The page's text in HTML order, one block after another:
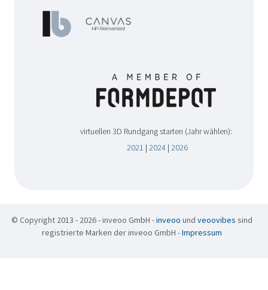
virtuellen 3D Rundgang starten (Jahr wählen):
2021 | 2024| 2026
© Copyright 2013 - 2026 - inveoo GmbH -inveoo und veoovibes sind
registrierte Marken der inveoo GmbH -Impressum